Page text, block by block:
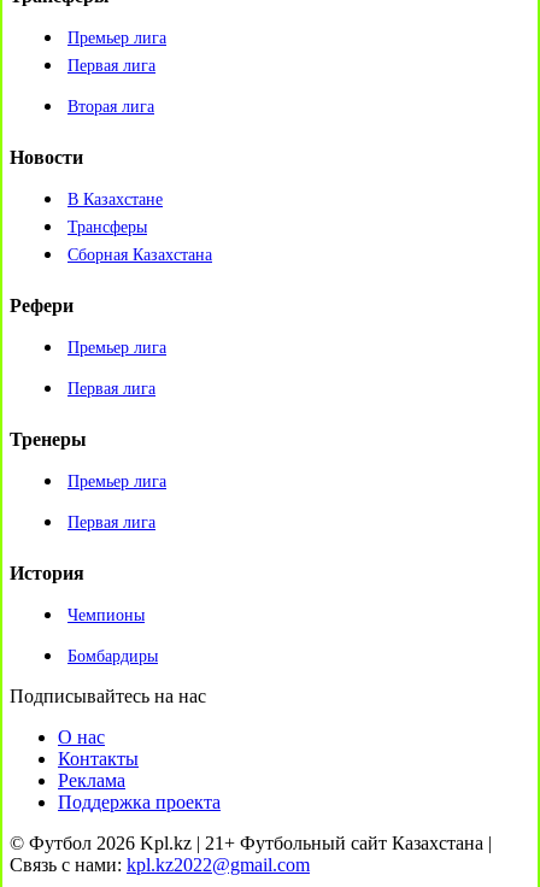
Премьер лига
Первая лига
Вторая лига
Новости
В Казахстане
Трансферы
Сборная Казахстана
Рефери
Премьер лига
Первая лига
Тренеры
Премьер лига
Первая лига
История
Чемпионы
Бомбардиры
Подписывайтесь на нас
О нас
Контакты
Реклама
Поддержка проекта
© Футбол 2026 Kpl.kz | 21+ Футбольный сайт Казахстана |
Связь с нами: kpl.kz2022@gmail.com